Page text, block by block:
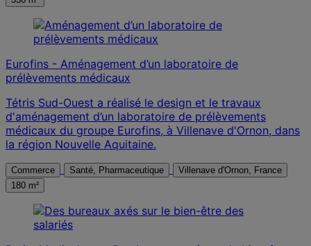
Eurofins - Aménagement d’un laboratoire de
prélèvements médicaux
Tétris Sud-Ouest a réalisé le design et le travaux
d'aménagement d’un laboratoire de prélèvements
médicaux du groupe Eurofins, à Villenave d'Ornon, dans
la région Nouvelle Aquitaine.
Commerce Santé, Pharmaceutique
Villenave d'Ornon, France
180 m²